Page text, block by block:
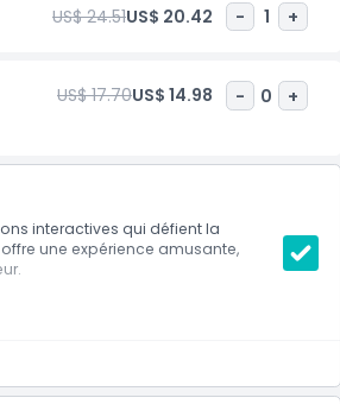
US$ 24.51US$ 20.42 - 1 +
US$ 17.70US$ 14.98 - 0 +
interactives qui défient la
une expérience amusante,
optiques
réflexion